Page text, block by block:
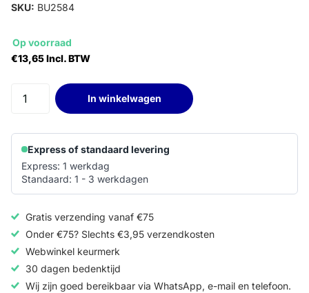
SKU: BU2584
Op voorraad
€13,65 Incl. BTW
In winkelwagen
Express of standaard levering
Express: 1 werkdag
Standaard: 1 - 3 werkdagen
Gratis verzending vanaf €75
Onder €75? Slechts €3,95 verzendkosten
Webwinkel keurmerk
30 dagen bedenktijd
Wij zijn goed bereikbaar via WhatsApp, e-mail en telefoon.